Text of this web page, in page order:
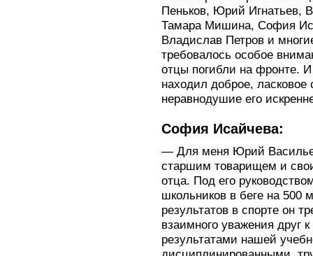
Пеньков, Юрий Игнатьев,
Тамара Мишина, София
Владислав Петров и
требовалось особое
отцы погибли на фронте.
находил доброе, ласковое
неравнодушие его
София Исайчева:
— Для меня Юрий
старшим товарищем и
отца. Под его
школьников в беге на 500
результатов в спорте он
взаимного уважения друг
результатами нашей